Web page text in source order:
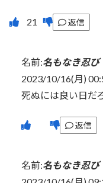
返信
名前:名もなき忍び
2023/10/16(月)
死ぬには良い日だ
返信
名前:名もなき忍び